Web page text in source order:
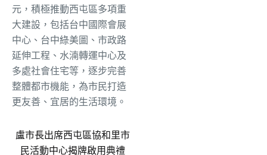
元，積極推動西屯區多項重
大建設，包括台中國際會展
中心、台中綠美圖、市政路
延伸工程、水湳轉運中心及
多處社會住宅等，逐步完善
整體都市機能，為市民打造
更友善、宜居的生活環境。
盧市長出席西屯區協和里市
民活動中心揭牌啟用典禮